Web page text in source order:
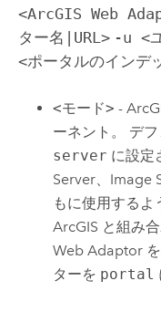
<ArcGIS Web
ター名|URL> -u <
<ポータルのインデ
<モード> -
ーネント。 デ
server に設定
Server、Image
もに使用するよ
ArcGIS と組み
Web Adaptor
ターを portal